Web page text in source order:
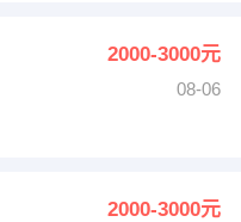
2000-3000元
08-06
2000-3000元